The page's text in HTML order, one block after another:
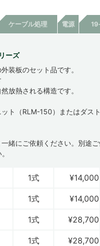
ケーブル処理 電源 19
ーズ
装板のセット品です。
放熱される構造です。
ト（RLM-150）またはダス
緒にご依頼ください。別途
1式 ¥14,000
1式 ¥14,000
1式 ¥28,700
1式 ¥28,700